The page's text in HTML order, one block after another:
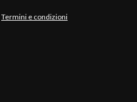
Termini e condizioni